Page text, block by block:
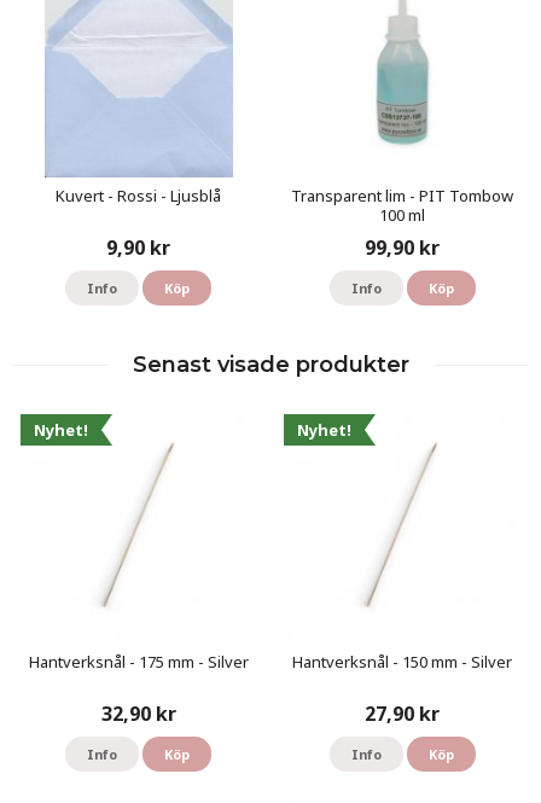
Kuvert - Rossi - Ljusblå
9,90 kr
Info Köp
Transparent lim - PIT Tombow
100 ml
99,90 kr
Info Köp
Senast visade produkter
Nyhet!
Hantverksnål - 175 mm - Silver
32,90 kr
Info Köp
Nyhet!
Hantverksnål - 150 mm - Silver
27,90 kr
Info Köp